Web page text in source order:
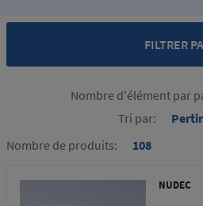
FILTRER
Nombre de produits: 108
Nombre d'élément par
Tri par:
NUDEC